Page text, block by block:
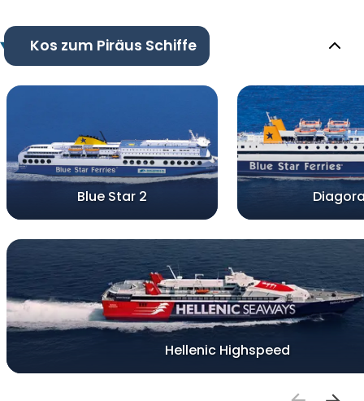
Kos zum Piräus Schiffe
Blue Star 2
Hellenic Highspeed